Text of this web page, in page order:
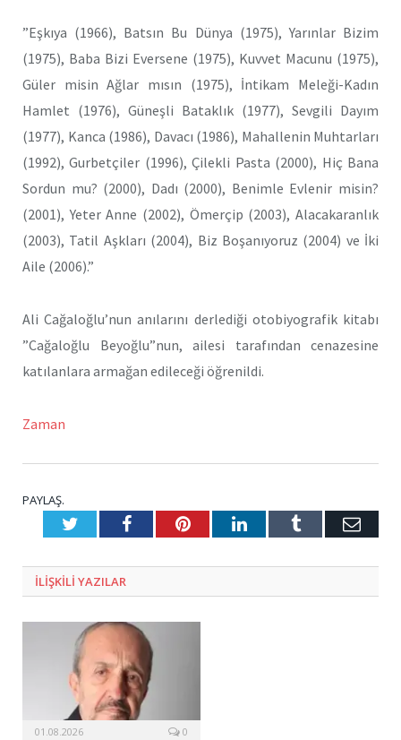
”Eşkıya (1966), Batsın Bu Dünya (1975), Yarınlar Bizim
(1975), Baba Bizi Eversene (1975), Kuvvet Macunu (1975),
Güler misin Ağlar mısın (1975), İntikam Meleği-Kadın
Hamlet (1976), Güneşli Bataklık (1977), Sevgili Dayım
(1977), Kanca (1986), Davacı (1986), Mahallenin Muhtarları
(1992), Gurbetçiler (1996), Çilekli Pasta (2000), Hiç Bana
Sordun mu? (2000), Dadı (2000), Benimle Evlenir misin?
(2001), Yeter Anne (2002), Ömerçip (2003), Alacakaranlık
(2003), Tatil Aşkları (2004), Biz Boşanıyoruz (2004) ve İki
Aile (2006).”
Ali Cağaloğlu’nun anılarını derlediği otobiyografik kitabı
”Cağaloğlu Beyoğlu”nun, ailesi tarafından cenazesine
katılanlara armağan edileceği öğrenildi.
Zaman
PAYLAŞ.
TwitterFacebookPinterestLinkedInTumblr E-
ILIŞKILI YAZILAR
01.08.2026 0